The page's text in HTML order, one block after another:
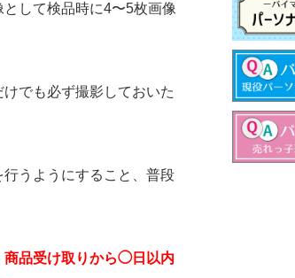
して検品時に4〜5枚画像
でも必ず撮影しておいた
うようにすること、普段
品受け取りから◯日以内